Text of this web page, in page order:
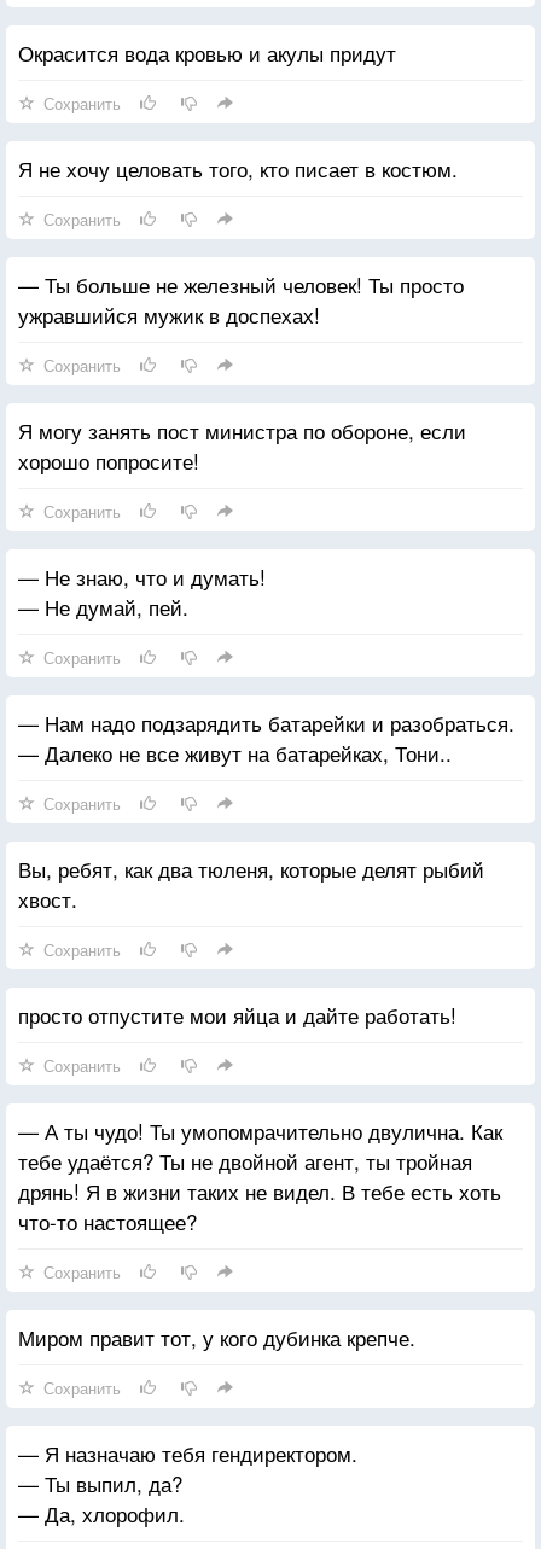
Окрасится вода кровью и акулы придут
Сохранить
Я не хочу целовать того, кто писает в костюм.
Сохранить
— Ты больше не железный человек! Ты просто
ужравшийся мужик в доспехах!
Сохранить
Я могу занять пост министра по обороне, если
хорошо попросите!
Сохранить
— Не знаю, что и думать!
— Не думай, пей.
Сохранить
— Нам надо подзарядить батарейки и разобраться.
— Далеко не все живут на батарейках, Тони..
Сохранить
Вы, ребят, как два тюленя, которые делят рыбий
хвост.
Сохранить
просто отпустите мои яйца и дайте работать!
Сохранить
— А ты чудо! Ты умопомрачительно двулична. Как
тебе удаётся? Ты не двойной агент, ты тройная
дрянь! Я в жизни таких не видел. В тебе есть хоть
что-то настоящее?
Сохранить
Миром правит тот, у кого дубинка крепче.
Сохранить
— Я назначаю тебя гендиректором.
— Ты выпил, да?
— Да, хлорофил.